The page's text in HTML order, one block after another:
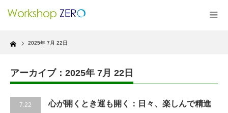
Home 2025年 7月 22日
アーカイブ：2025年 7月 22日
7.22
心が開くとき運も開く：日々、楽しんで精進